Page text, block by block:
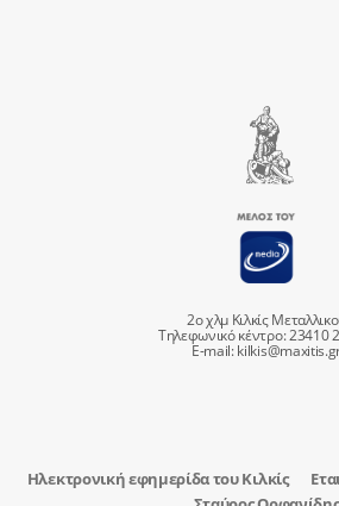
2ο χλμ Κιλκίς
Τηλεφωνικό κέντρο: 23410
E-mail:
Ηλεκτρονική εφημερίδα του Κιλκίς